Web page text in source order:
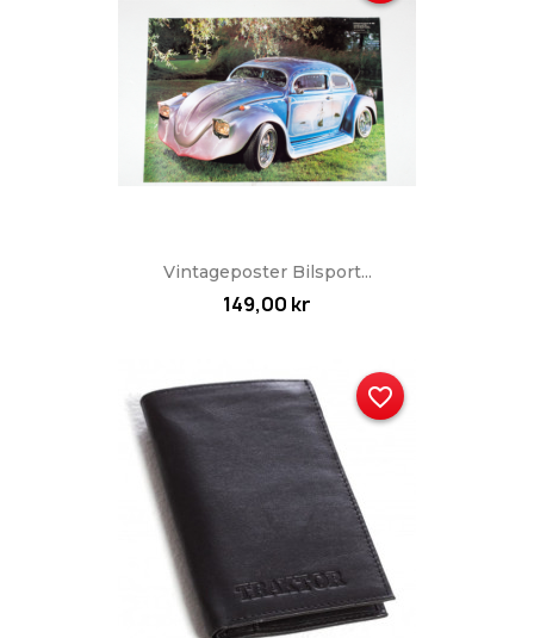
Vintageposter Bilsport...
149,00 kr
favorite_border